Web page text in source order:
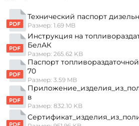
Технический паспорт
Размер: 1.69 MB
Инструкция на
БелАК
Размер: 265.62 KB
Паспорт
70
Размер: 3.59 MB
в
Размер: 832.10 KB